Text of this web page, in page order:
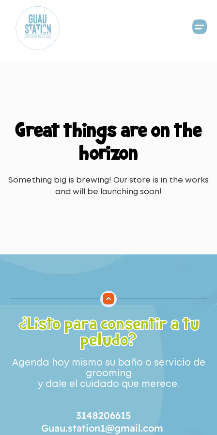
Great things are on the
horizon
Something big is brewing! Our store is in the works
and will be launching soon!
¿Listo para consentir a tu
peludo?
Agenda hoy mismo su baño o servicio de
grooming
y dale el cuidado que merece.
3148206615
Guau.station1@gmail.com